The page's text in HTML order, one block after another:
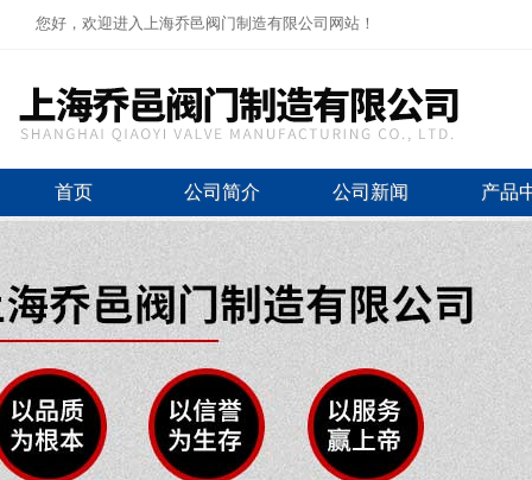
您好，欢迎进入上海乔邑阀门制造有限公司网站！
首页 公司简介 公司新闻 产品